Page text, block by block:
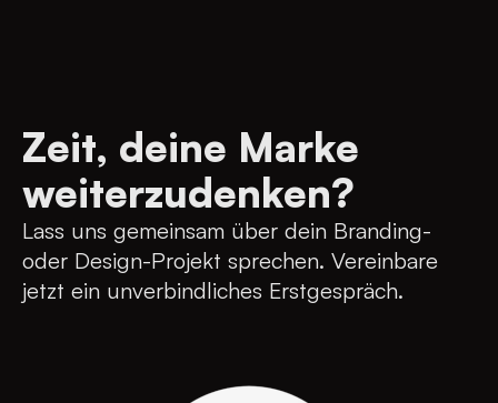
Zeit, deine Marke
weiterzudenken?
Lass uns gemeinsam über dein Branding-
oder Design-Projekt sprechen. Vereinbare
jetzt ein unverbindliches Erstgespräch.